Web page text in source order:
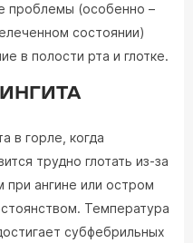
проблемы (особенно –
состоянии)
в полости рта и глотке.
в горле, когда
трудно глотать из-за
ангине или остром
Температура
субфебрильных